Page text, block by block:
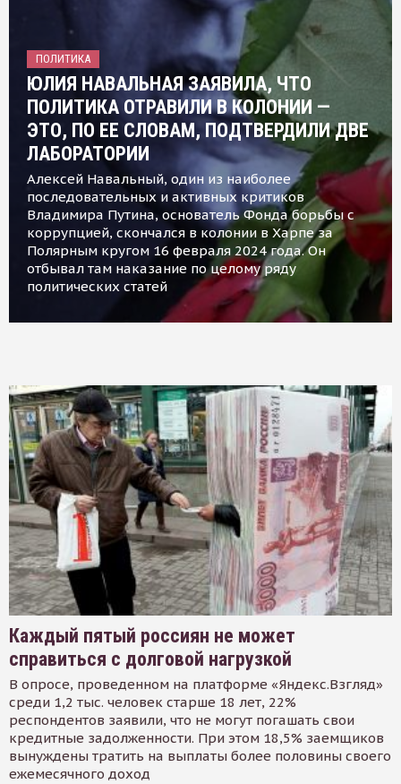
ПОЛИТИКА
ЮЛИЯ НАВАЛЬНАЯ ЗАЯВИЛА, ЧТО
ПОЛИТИКА ОТРАВИЛИ В КОЛОНИИ —
ЭТО, ПО ЕЕ СЛОВАМ, ПОДТВЕРДИЛИ ДВЕ
ЛАБОРАТОРИИ
Алексей Навальный, один из наиболее
последовательных и активных критиков
Владимира Путина, основатель Фонда борьбы с
коррупцией, скончался в колонии в Харпе за
Полярным кругом 16 февраля 2024 года. Он
отбывал там наказание по целому ряду
политических статей
Каждый пятый россиян не может
справиться с долговой нагрузкой
В опросе, проведенном на платформе «Яндекс.Взгляд»
среди 1,2 тыс. человек старше 18 лет, 22%
респондентов заявили, что не могут погашать свои
кредитные задолженности. При этом 18,5% заемщиков
вынуждены тратить на выплаты более половины своего
ежемесячного доход